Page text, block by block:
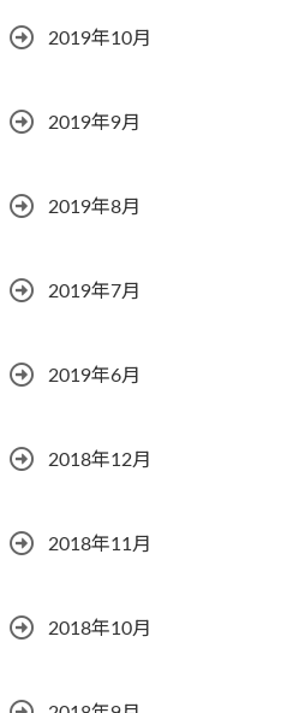
2019年10月
2019年9月
2019年8月
2019年7月
2019年6月
2018年12月
2018年11月
2018年10月